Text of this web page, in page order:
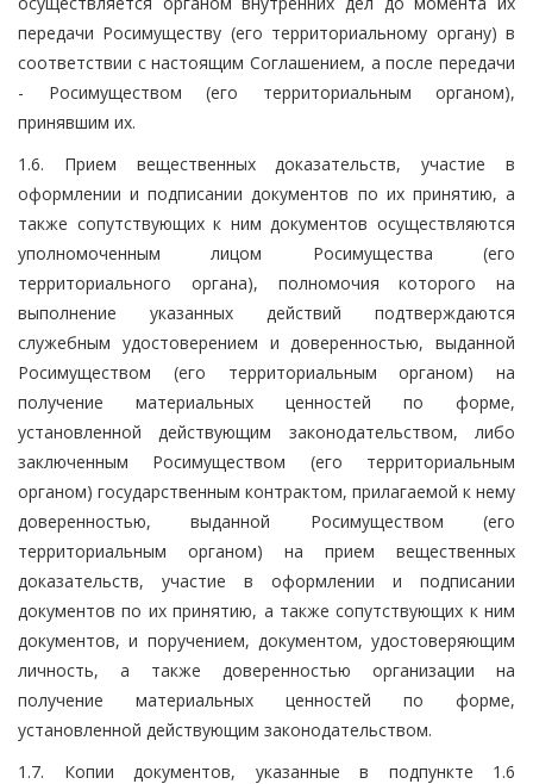
передачи Росимуществу (его территориальному органу) в
соответствии с настоящим Соглашением, а после передачи
- Росимуществом (его территориальным органом),
принявшим их.
1.6. Прием вещественных доказательств, участие в
оформлении и подписании документов по их принятию, а
также сопутствующих к ним документов осуществляются
уполномоченным лицом Росимущества (его
территориального органа), полномочия которого на
выполнение указанных действий подтверждаются
служебным удостоверением и доверенностью, выданной
Росимуществом (его территориальным органом) на
получение материальных ценностей по форме,
установленной действующим законодательством, либо
заключенным Росимуществом (его территориальным
органом) государственным контрактом, прилагаемой к нему
доверенностью, выданной Росимуществом (его
территориальным органом) на прием вещественных
доказательств, участие в оформлении и подписании
документов по их принятию, а также сопутствующих к ним
документов, и поручением, документом, удостоверяющим
личность, а также доверенностью организации на
получение материальных ценностей по форме,
установленной действующим законодательством.
1.7. Копии документов, указанные в подпункте 1.6